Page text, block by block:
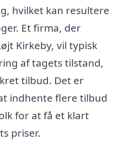
hvilket kan resultere
Et firma, der
Kirkeby, vil typisk
af tagets tilstand,
tilbud. Det er
indhente flere tilbud
for at få et klart
priser.